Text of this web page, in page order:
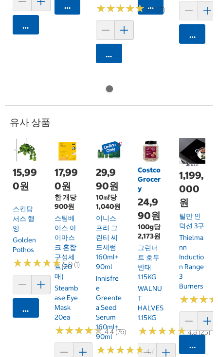
카트에 담기
카트에 담기
★★★★★
★★★★★ 5.0 (2)
카트에 담기
카트에 담기
카트에
유사 상품
15,99
0원
스킨답
서스 행
잉
Golden
Pothos
★★★★★
★★★★★ 5.0 (1)
카트에 담기
17,99
0원
한 개당
900원
스팀베
이스 아
이마스
크 혼합
구성세
트(20
매)
Steamb
Ase Eye
Mask
20ea
★★★★★
★★★★★4.4 (76)
29,9
90원
10㎖당
1,040원
이니스
프리 그
린티 씨
드세럼
160ml+
90ml
Innisfre
E
Greente
A Seed
Serum
160ml+
90ml
★★★★★
★★★★★4.7 (67)
Costco
Grocer
y
24,9
90원
100g당
2,173원
그린너
트 호두
반태
1.15KG
WALNU
T
HALVES
1.15KG
★★★★★
★★★★★4.8 (25)
1,199,
000
원
틸만 인
덕션 3구
Thielma
Nn
Inductio
N Range
3
Burners
★★★
★★★
카트에